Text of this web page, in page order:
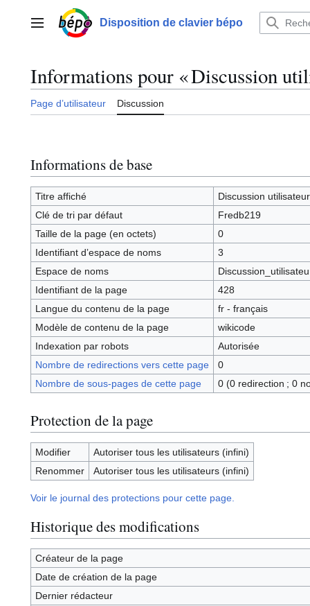
contenuMenu principalDisposition de clavier bépo
Informations pour « Discussion
Page d’utilisateur Discussion
Informations de base
Titre affiché
Discussion
Clé de tri par défaut
Fredb219
Taille de la page (en octets)
0
Identifiant dʼespace de noms
3
Espace de noms
Identifiant de la page
428
Langue du contenu de la page
fr - français
Modèle de contenu de la page
wikicode
Indexation par robots
Autorisée
Nombre de redirections vers cette page
0
Nombre de sous-pages de cette page
0 (0 redirection ; 0
Protection de la page
Modifier
Autoriser tous les utilisateurs (infini)
Renommer
Autoriser tous les utilisateurs (infini)
Voir le journal des protections pour cette page.
Historique des modifications
Créateur de la page
Date de création de la page
Dernier rédacteur